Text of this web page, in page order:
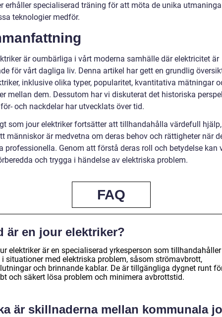
erhåller specialiserad träning för att möta de unika
teknologier medför.
är oumbärliga i vårt moderna samhälle där elektricitet är
för vårt dagliga liv. Denna artikel har gett en grundlig
inklusive olika typer, popularitet, kvantitativa mätningar
mellan dem. Dessutom har vi diskuterat det historiska
och nackdelar har utvecklats över tid.
som jour elektriker fortsätter att tillhandahålla värdefull
människor är medvetna om deras behov och rättigheter när
professionella. Genom att förstå deras roll och betydelse kan
och trygga i händelse av elektriska problem.
FAQ
är en jour elektriker?
elektriker är en specialiserad yrkesperson som
situationer med elektriska problem, såsom strömavbrott,
och brinnande kablar. De är tillgängliga dygnet runt
och säkert lösa problem och minimera avbrottstid.
är skillnaderna mellan kommunala